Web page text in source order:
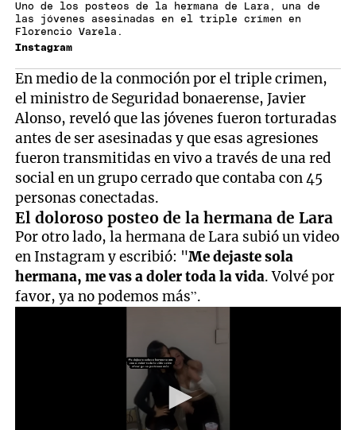
Uno de los posteos de la hermana de Lara, una de
las jóvenes asesinadas en el triple crímen en
Florencio Varela.
Instagram
En medio de la conmoción por el triple crimen,
el ministro de Seguridad bonaerense, Javier
Alonso, reveló que las jóvenes fueron torturadas
antes de ser asesinadas y que esas agresiones
fueron transmitidas en vivo a través de una red
social en un grupo cerrado que contaba con 45
personas conectadas.
El doloroso posteo de la hermana de Lara
Por otro lado, la hermana de Lara subió un video
en Instagram y escribió: "Me dejaste sola
hermana, me vas a doler toda la vida. Volvé por
favor, ya no podemos más”.